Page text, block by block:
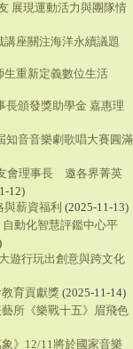
展現運動活力與團隊情
座關注海洋永續議題
生重新定義數位生活
長頒發獎助學金 嘉惠理
知音音樂劇歌唱大賽圓滿
會理事長 邀各界菁英
12)
薪資福利 (2025-11-13)
動化智慧評鑑中心平
遊行玩出創意與跨文化
育貢獻獎 (2025-11-14)
所《樂戰十五》眉飛色
》12/11將於國家音樂